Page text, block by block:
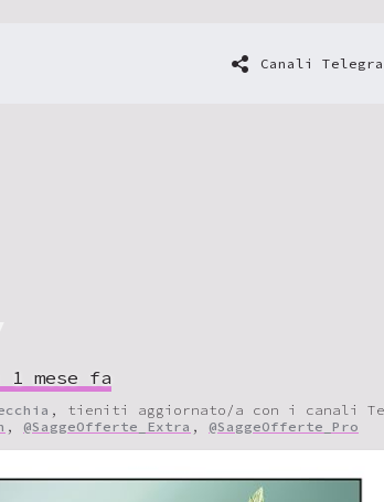
Canali
1 mese fa
, tieniti aggiornato/a con i canali
, @SaggeOfferte_Extra , @SaggeOfferte_Pro